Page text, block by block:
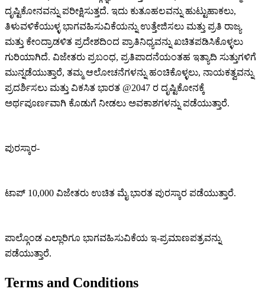
ದೃಷ್ಟಿಕೋನವನ್ನು ಪರೀಕ್ಷಿಸುತ್ತದೆ. ಇದು ಕುತೂಹಲವನ್ನು ಹುಟ್ಟುಹಾಕಲು,
ತಿಳುವಳಿಕೆಯುಳ್ಳ ಭಾಗವಹಿಸುವಿಕೆಯನ್ನು ಉತ್ತೇಜಿಸಲು ಮತ್ತು ಪ್ರತಿ ರಾಜ್ಯ
ಮತ್ತು ಕೇಂದ್ರಾಡಳಿತ ಪ್ರದೇಶದಿಂದ ಪ್ರಾತಿನಿಧ್ಯವನ್ನು ಖಚಿತಪಡಿಸಿಕೊಳ್ಳಲು
ಗುರಿಯಾಗಿದೆ. ವಿಜೇತರು ಪ್ರಬಂಧ, ಪ್ರತಿಪಾದನೆಯಂತಹ ಇತ್ಯಾದಿ ಸುತ್ತುಗಳಿಗೆ
ಮುನ್ನಡೆಯುತ್ತಾರೆ, ತಮ್ಮ ಆಲೋಚನೆಗಳನ್ನು ಹಂಚಿಕೊಳ್ಳಲು, ನಾಯಕತ್ವವನ್ನು
ಪ್ರದರ್ಶಿಸಲು ಮತ್ತು ವಿಕಸಿತ ಭಾರತ @2047 ರ ದೃಷ್ಟಿಕೋನಕ್ಕೆ
ಅರ್ಥಪೂರ್ಣವಾಗಿ ಕೊಡುಗೆ ನೀಡಲು ಅವಕಾಶಗಳನ್ನು ಪಡೆಯುತ್ತಾರೆ.
ಪುರಸ್ಕಾರ-
ಟಾಪ್ 10,000 ವಿಜೇತರು ಉಚಿತ ಮೈ ಭಾರತ ಪುರಸ್ಕಾರ ಪಡೆಯುತ್ತಾರೆ.
ಪಾಲ್ಗೊಂಡ ಎಲ್ಲಾರಿಗೂ ಭಾಗವಹಿಸುವಿಕೆಯ ಇ-ಪ್ರಮಾಣಪತ್ರವನ್ನು
ಪಡೆಯುತ್ತಾರೆ.
Terms and Conditions